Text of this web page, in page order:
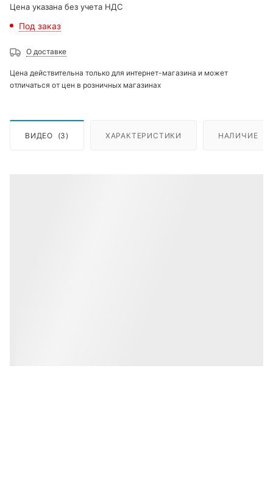
Цена указана без учета НДС
Под заказ
О доставке
Цена действительна только для интернет-магазина и может
отличаться от цен в розничных магазинах
ВИДЕО (3) ХАРАКТЕРИСТИКИ НАЛИЧИЕ